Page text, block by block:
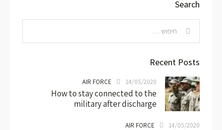
Search
Recent Posts
AIR FORCE 14/05/2020
How to stay connected to the
military after discharge
AIR FORCE 14/05/2020